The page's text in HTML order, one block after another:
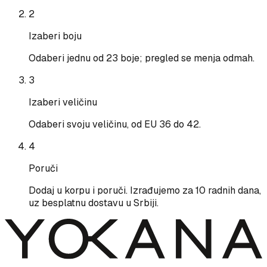
2
Izaberi boju
Odaberi jednu od 23 boje; pregled se menja odmah.
3
Izaberi veličinu
Odaberi svoju veličinu, od EU 36 do 42.
4
Poruči
Dodaj u korpu i poruči. Izrađujemo za 10 radnih dana,
uz besplatnu dostavu u Srbiji.